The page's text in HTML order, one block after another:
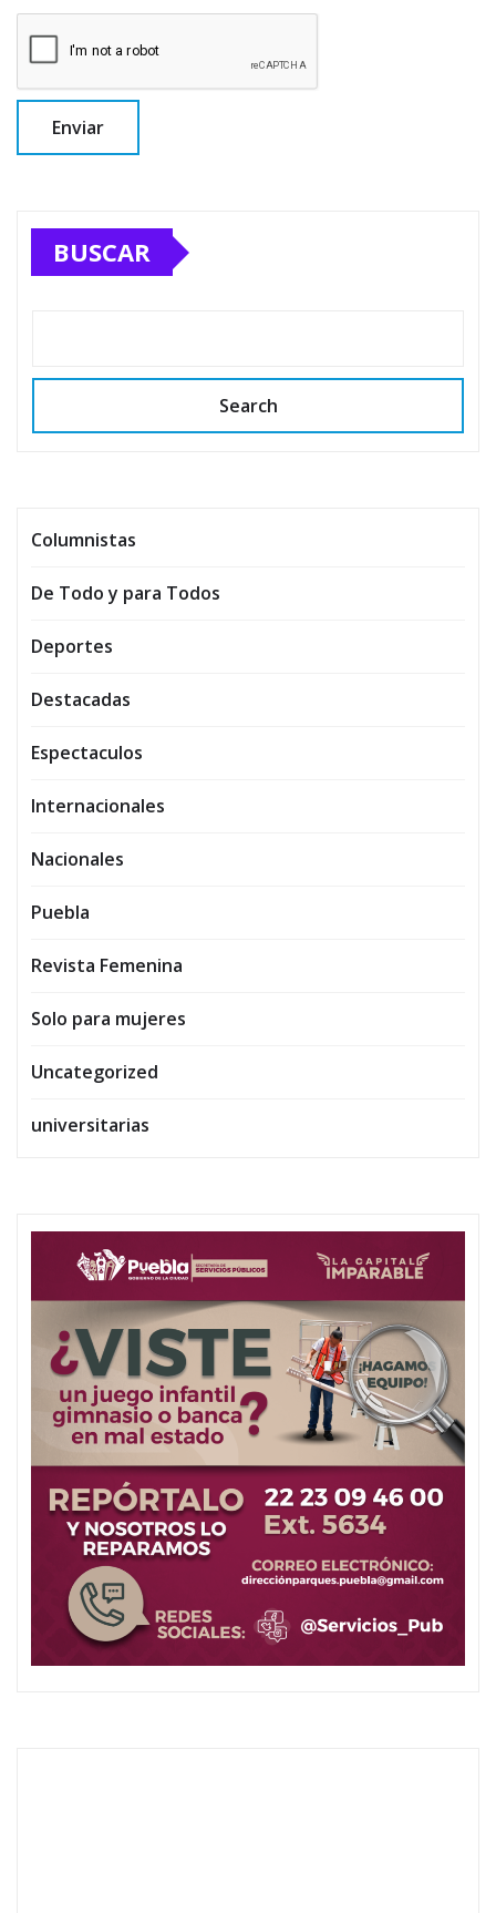
BUSCAR
Search
Columnistas
De Todo y para Todos
Deportes
Destacadas
Espectaculos
Internacionales
Nacionales
Puebla
Revista Femenina
Solo para mujeres
Uncategorized
universitarias